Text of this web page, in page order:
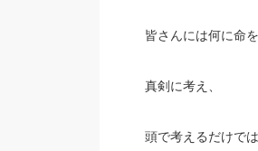
皆さんには何に命
真剣に考え、
頭で考えるだけで